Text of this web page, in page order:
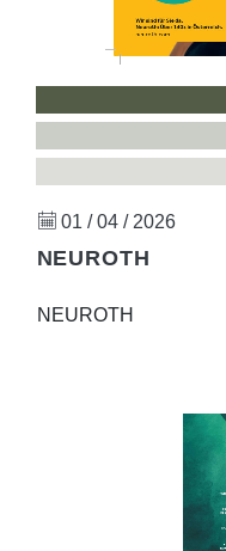
01 / 04 / 2026
NEUROTH
NEUROTH